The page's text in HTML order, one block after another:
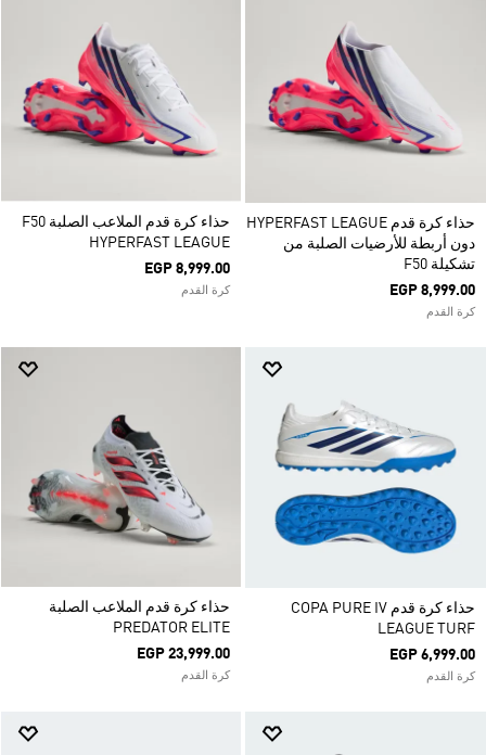
حذاء كرة قدم HYPERFAST LEAGUE
دون أربطة للأرضيات الصلبة من
تشكيلة F50
EGP 8,999.00
كرة القدم
حذاء كرة قدم الملاعب الصلبة F50
HYPERFAST LEAGUE
EGP 8,999.00
كرة القدم
حذاء كرة قدم COPA PURE IV
LEAGUE TURF
EGP 6,999.00
كرة القدم
حذاء كرة قدم الملاعب الصلبة
PREDATOR ELITE
EGP 23,999.00
كرة القدم